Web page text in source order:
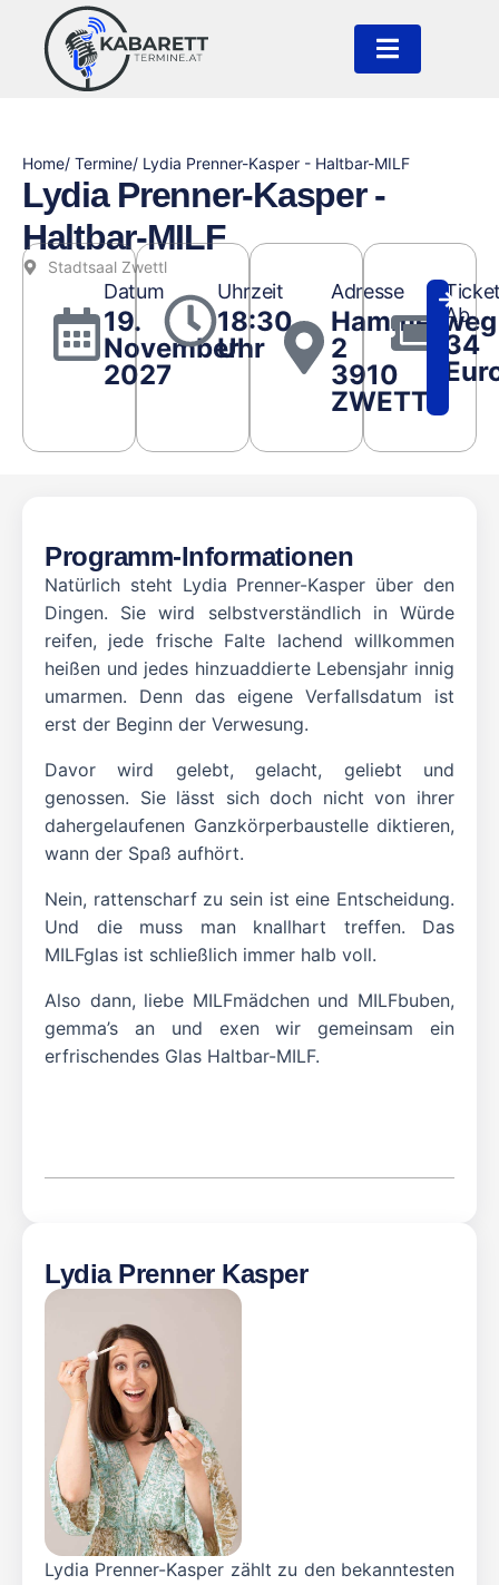
Home/ Termine/ Lydia Prenner-Kasper - Haltbar-MILF
Lydia Prenner-Kasper -
Haltbar-MILF
Stadtsaal Zwettl
Datum
19.
November
2027
Uhrzeit
18:30
Uhr
Adresse
Hammerweg
2
3910
ZWETTL
Ab
34
Programm-Informationen
Natürlich steht Lydia Prenner-Kasper über den
Dingen. Sie wird selbstverständlich in Würde
reifen, jede frische Falte lachend willkommen
heißen und jedes hinzuaddierte Lebensjahr innig
umarmen. Denn das eigene Verfallsdatum ist
erst der Beginn der Verwesung.
Davor wird gelebt, gelacht, geliebt und
genossen. Sie lässt sich doch nicht von ihrer
dahergelaufenen Ganzkörperbaustelle diktieren,
wann der Spaß aufhört.
Nein, rattenscharf zu sein ist eine Entscheidung.
Und die muss man knallhart treffen. Das
MILFglas ist schließlich immer halb voll.
Also dann, liebe MILFmädchen und MILFbuben,
gemma’s an und exen wir gemeinsam ein
erfrischendes Glas Haltbar-MILF.
Lydia Prenner Kasper
Lydia Prenner-Kasper zählt zu den bekanntesten